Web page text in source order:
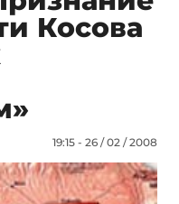
Косова
19:15 - 26 / 02 / 2008